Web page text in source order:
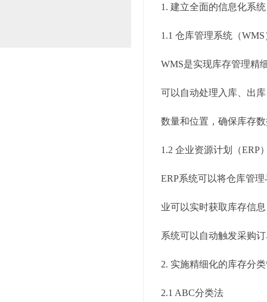
1. 建立全面的信息化系统
1.1 仓库管理系统（WMS
WMS是实现库存管理精
可以自动处理入库、出
数量和位置，确保库存
1.2 企业资源计划（ERP
ERP系统可以将仓库管
业可以实时获取库存信
系统可以自动触发采购
2. 实施精细化的库存分
2.1 ABC分类法